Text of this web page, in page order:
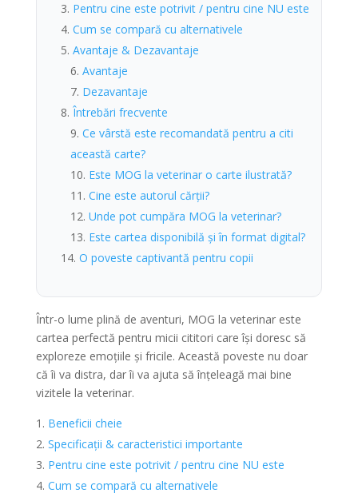
Pentru cine este potrivit / pentru cine NU este
Cum se compară cu alternativele
Avantaje & Dezavantaje
Avantaje
Dezavantaje
Întrebări frecvente
Ce vârstă este recomandată pentru a citi
această carte?
Este MOG la veterinar o carte ilustrată?
Cine este autorul cărții?
Unde pot cumpăra MOG la veterinar?
Este cartea disponibilă și în format digital?
O poveste captivantă pentru copii
Într-o lume plină de aventuri, MOG la veterinar este
cartea perfectă pentru micii cititori care își doresc să
exploreze emoțiile și fricile. Această poveste nu doar
că îi va distra, dar îi va ajuta să înțeleagă mai bine
vizitele la veterinar.
Beneficii cheie
Specificații & caracteristici importante
Pentru cine este potrivit / pentru cine NU este
Cum se compară cu alternativele